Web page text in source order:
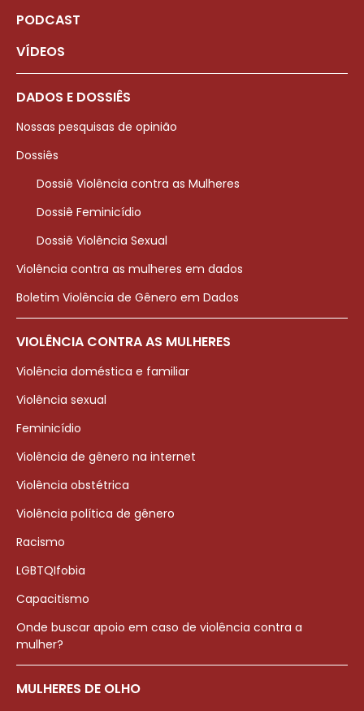
PODCAST
VÍDEOS
DADOS E DOSSIÊS
Nossas pesquisas de opinião
Dossiês
Dossiê Violência contra as Mulheres
Dossiê Feminicídio
Dossiê Violência Sexual
Violência contra as mulheres em dados
Boletim Violência de Gênero em Dados
VIOLÊNCIA CONTRA AS MULHERES
Violência doméstica e familiar
Violência sexual
Feminicídio
Violência de gênero na internet
Violência obstétrica
Violência política de gênero
Racismo
LGBTQIfobia
Capacitismo
Onde buscar apoio em caso de violência contra a
mulher?
MULHERES DE OLHO